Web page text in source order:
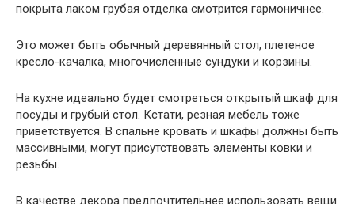
покрыта лаком грубая отделка смотрится гармоничнее.
Это может быть обычный деревянный стол, плетеное
кресло-качалка, многочисленные сундуки и корзины.
На кухне идеально будет смотреться открытый шкаф для
посуды и грубый стол. Кстати, резная мебель тоже
приветствуется. В спальне кровать и шкафы должны быть
массивными, могут присутствовать элементы ковки и
резьбы.
В качестве декора предпочтительнее использовать вещи